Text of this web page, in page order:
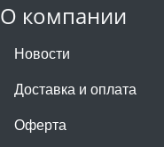
О компании
Новости
Доставка и оплата
Оферта